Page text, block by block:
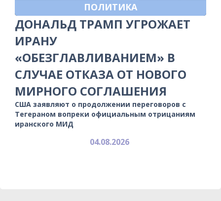
ПОЛИТИКА
ДОНАЛЬД ТРАМП УГРОЖАЕТ
ИРАНУ
«ОБЕЗГЛАВЛИВАНИЕМ» В
СЛУЧАЕ ОТКАЗА ОТ НОВОГО
МИРНОГО СОГЛАШЕНИЯ
США заявляют о продолжении переговоров с
Тегераном вопреки официальным отрицаниям
иранского МИД
04.08.2026